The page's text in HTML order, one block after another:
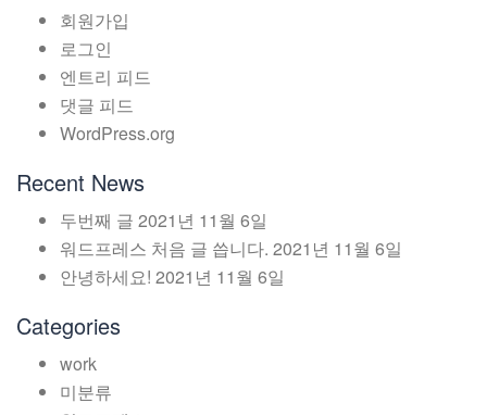
회원가입
로그인
엔트리 피드
댓글 피드
WordPress.org
Recent News
두번째 글 2021년 11월 6일
워드프레스 처음 글 씁니다. 2021년 11월 6일
안녕하세요! 2021년 11월 6일
Categories
work
미분류